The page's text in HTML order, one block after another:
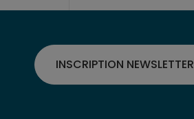
INSCRIPTION NEWSLETTER